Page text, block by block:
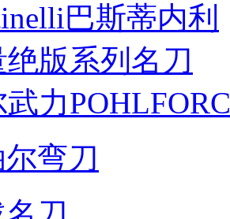
巴斯蒂内利
绝版系列名刀
力
弯刀